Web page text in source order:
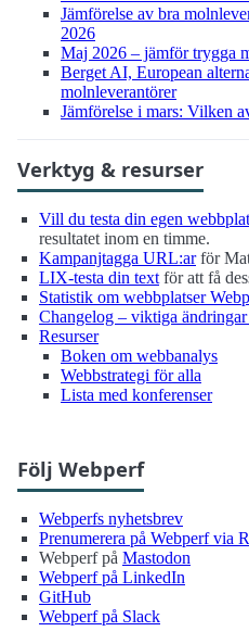
Jämförelse av bra
2026
Maj 2026 – jämför trygga
Berget AI, European
molnleverantörer
Jämförelse i mars: Vilken
Verktyg & resurser
Vill du testa din egen
resultatet inom en timme.
Kampanjtagga URL:arför
LIX-testa din text för att få
Statistik om webbplatser
Changelog – viktiga
Resurser
Boken om webbanalys
Webbstrategi för alla
Lista med konferenser
Följ Webperf
Webperfs nyhetsbrev
Prenumerera på Webperf via
Webperf på Mastodon
Webperf på LinkedIn
GitHub
Webperf på Slack